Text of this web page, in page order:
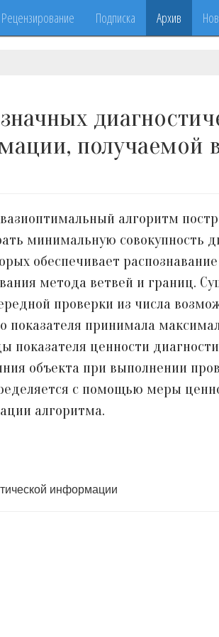
Рецензирование Подписка Архив
получаемой
алгоритм
минимальную совокупность
обеспечивает
метода ветвей и границ.
проверки из числа
принимала
показателя ценности
объекта при выполнении
с помощью меры
алгоритма.
информации